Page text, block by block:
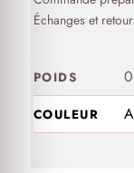
Échanges et
POIDS
COULEUR